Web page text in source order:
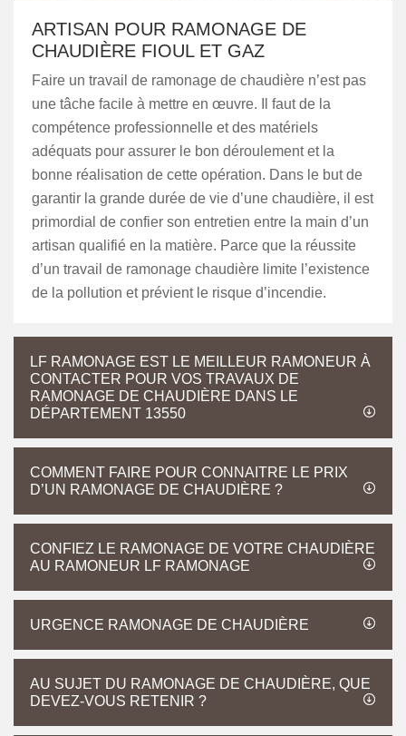
ARTISAN POUR RAMONAGE DE
CHAUDIÈRE FIOUL ET GAZ
Faire un travail de ramonage de chaudière n’est pas
une tâche facile à mettre en œuvre. Il faut de la
compétence professionnelle et des matériels
adéquats pour assurer le bon déroulement et la
bonne réalisation de cette opération. Dans le but de
garantir la grande durée de vie d’une chaudière, il est
primordial de confier son entretien entre la main d’un
artisan qualifié en la matière. Parce que la réussite
d’un travail de ramonage chaudière limite l’existence
de la pollution et prévient le risque d’incendie.
LF RAMONAGE EST LE MEILLEUR RAMONEUR À
CONTACTER POUR VOS TRAVAUX DE
RAMONAGE DE CHAUDIÈRE DANS LE
DÉPARTEMENT 13550
COMMENT FAIRE POUR CONNAITRE LE PRIX
D’UN RAMONAGE DE CHAUDIÈRE ?
CONFIEZ LE RAMONAGE DE VOTRE CHAUDIÈRE
AU RAMONEUR LF RAMONAGE
URGENCE RAMONAGE DE CHAUDIÈRE
AU SUJET DU RAMONAGE DE CHAUDIÈRE, QUE
DEVEZ-VOUS RETENIR ?